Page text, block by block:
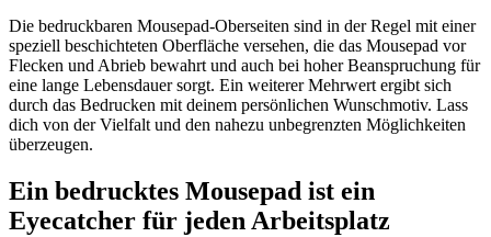
Die bedruckbaren Mousepad-Oberseiten sind in der Regel mit einer
speziell beschichteten Oberfläche versehen, die das Mousepad vor
Flecken und Abrieb bewahrt und auch bei hoher Beanspruchung für
eine lange Lebensdauer sorgt. Ein weiterer Mehrwert ergibt sich
durch das Bedrucken mit deinem persönlichen Wunschmotiv. Lass
dich von der Vielfalt und den nahezu unbegrenzten Möglichkeiten
überzeugen.
Ein bedrucktes Mousepad ist ein
Eyecatcher für jeden Arbeitsplatz